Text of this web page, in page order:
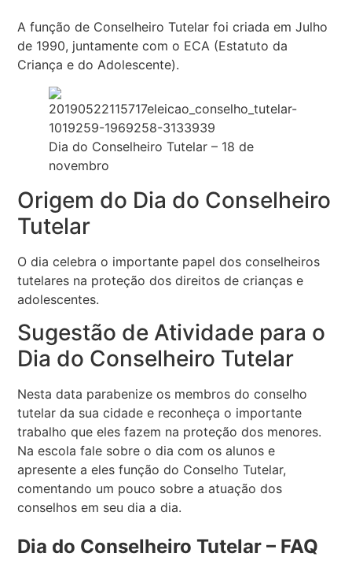
A função de Conselheiro Tutelar foi criada em Julho
de 1990, juntamente com o ECA (Estatuto da
Criança e do Adolescente).
Dia do Conselheiro Tutelar – 18 de
novembro
Origem do Dia do Conselheiro
Tutelar
O dia celebra o importante papel dos conselheiros
tutelares na proteção dos direitos de crianças e
adolescentes.
Sugestão de Atividade para o
Dia do Conselheiro Tutelar
Nesta data parabenize os membros do conselho
tutelar da sua cidade e reconheça o importante
trabalho que eles fazem na proteção dos menores.
Na escola fale sobre o dia com os alunos e
apresente a eles função do Conselho Tutelar,
comentando um pouco sobre a atuação dos
conselhos em seu dia a dia.
Dia do Conselheiro Tutelar – FAQ